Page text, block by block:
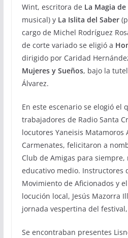
Wint, escritora de La Magia
musical) y La Islita del Saber
cargo de Michel Rodríguez
de corte variado se eligió a
dirigido por Caridad
Mujeres y Sueños, bajo la
Álvarez.
En este escenario se elogió el
trabajadores de Radio Santa
locutores Yaneisis Matamoros
Carmenates, felicitaron a
Club de Amigas para siempre,
educativo medio. Instructores
Movimiento de Aficionados y
locución local, Jesús Mazorra
jornada vespertina del
Se encontraban presentes